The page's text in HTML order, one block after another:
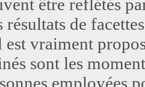
être reflétés
résultats de
vraiment
sont les
employées